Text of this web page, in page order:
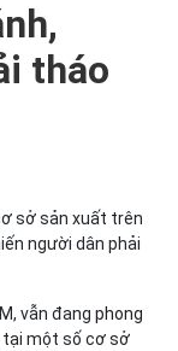
tháo
sở sản xuất trên
người dân phải
vẫn đang phong
tại một số cơ sở